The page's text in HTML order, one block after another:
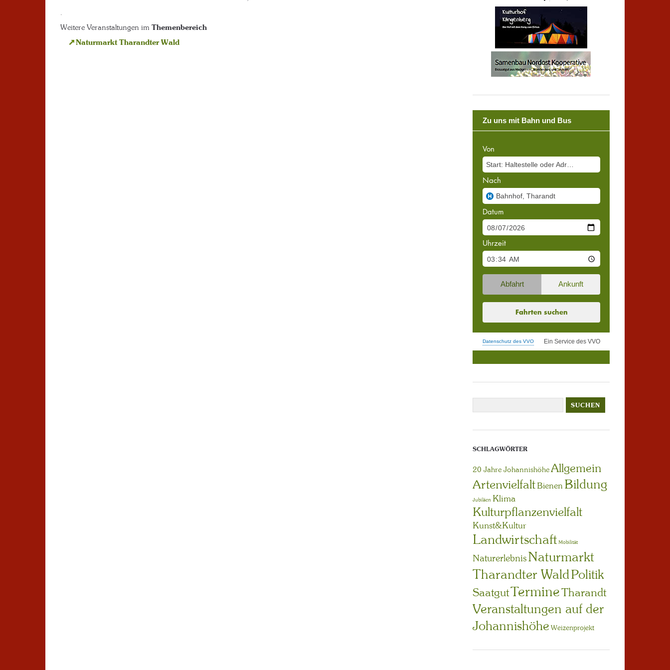
.
Weitere Veranstaltungen im Themenbereich
Naturmarkt Tharandter Wald
SCHLAGWÖRTER
20 Jahre JohannishöheAllgemein
Artenvielfalt Bienen Bildung
Jubiläen Klima
Kulturpflanzenvielfalt
Kunst&Kultur
Landwirtschaft Mobilität
NaturerlebnisNaturmarkt
Tharandter WaldPolitik
SaatgutTermineTharandt
Veranstaltungen auf der
Johannishöhe Weizenprojekt